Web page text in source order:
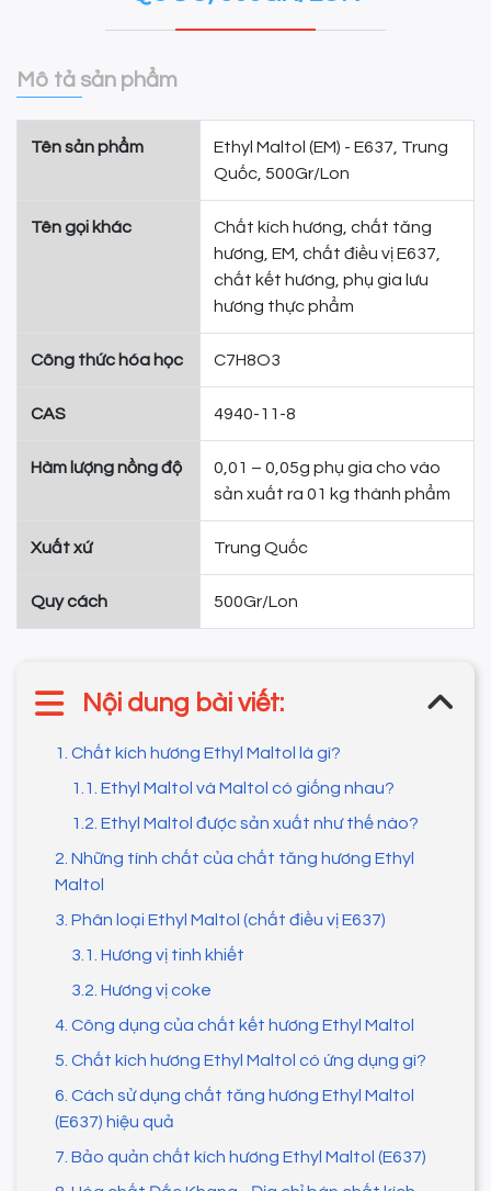
Mô tả sản phẩm
Tên sản phẩm
Ethyl Maltol (EM) - E637, Trung
Quốc, 500Gr/Lon
Tên gọi khác
Chất kích hương, chất tăng
hương, EM, chất điều vị E637,
chất kết hương, phụ gia lưu
hương thực phẩm
Công thức hóa học C7H8O3
CAS 4940-11-8
Hàm lượng nồng độ
0,01 – 0,05g phụ gia cho vào
sản xuất ra 01 kg thành phẩm
Xuất xứ Trung Quốc
Quy cách 500Gr/Lon
Nội dung bài viết:
1. Chất kích hương Ethyl Maltol là gì?
1.1. Ethyl Maltol và Maltol có giống nhau?
1.2. Ethyl Maltol được sản xuất như thế nào?
2. Những tính chất của chất tăng hương Ethyl
Maltol
3. Phân loại Ethyl Maltol (chất điều vị E637)
3.1. Hương vị tinh khiết
3.2. Hương vị coke
4. Công dụng của chất kết hương Ethyl Maltol
5. Chất kích hương Ethyl Maltol có ứng dụng gì?
6. Cách sử dụng chất tăng hương Ethyl Maltol
(E637) hiệu quả
7. Bảo quản chất kích hương Ethyl Maltol (E637)